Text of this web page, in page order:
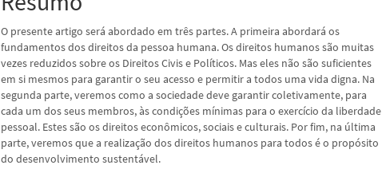
O presente artigo será abordado em três partes. A primeira abordará os
fundamentos dos direitos da pessoa humana. Os direitos humanos são muitas
vezes reduzidos sobre os Direitos Civis e Políticos. Mas eles não são suficientes
em si mesmos para garantir o seu acesso e permitir a todos uma vida digna. Na
segunda parte, veremos como a sociedade deve garantir coletivamente, para
cada um dos seus membros, às condições mínimas para o exercício da liberdade
pessoal. Estes são os direitos econômicos, sociais e culturais. Por fim, na última
parte, veremos que a realização dos direitos humanos para todos é o propósito
do desenvolvimento sustentável.